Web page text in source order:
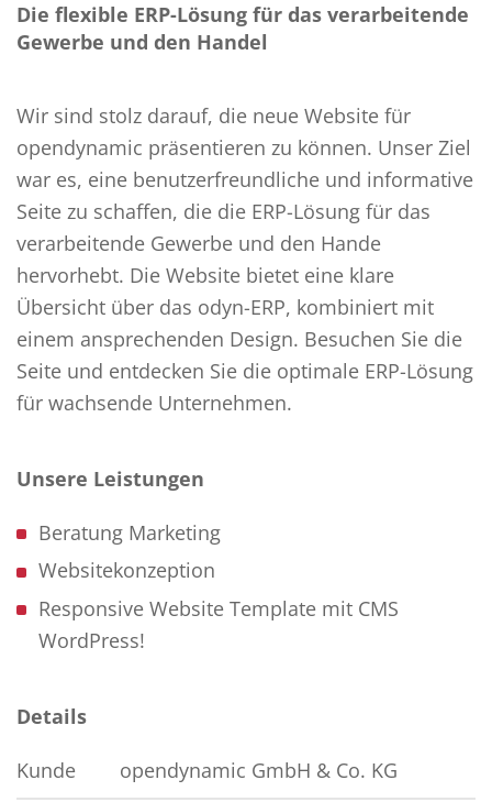
Die flexible ERP-Lösung für das verarbeitende
Gewerbe und den Handel
Wir sind stolz darauf, die neue Website für
opendynamic präsentieren zu können. Unser Ziel
war es, eine benutzerfreundliche und informative
Seite zu schaffen, die die ERP-Lösung für das
verarbeitende Gewerbe und den Hande
hervorhebt. Die Website bietet eine klare
Übersicht über das odyn-ERP, kombiniert mit
einem ansprechenden Design. Besuchen Sie die
Seite und entdecken Sie die optimale ERP-Lösung
für wachsende Unternehmen.
Unsere Leistungen
Beratung Marketing
Websitekonzeption
Responsive Website Template mit CMS
WordPress!
Details
Kunde opendynamic GmbH & Co. KG